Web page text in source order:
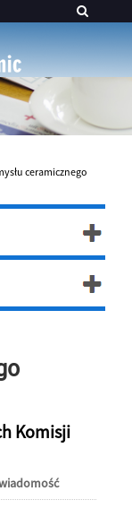
ceramicznego
Komisji